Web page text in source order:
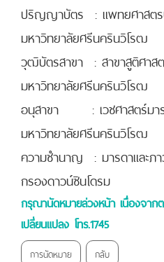
ปริญญาบัตร : แพทยศาสต
มหาวิทยาลัยศรีนครินวิโรฒ
วุฒิบัตรสาขา : สาขาสูติศาสต
มหาวิทยาลัยศรีนครินวิโรฒ
อนุสาขา : เวชศาสตร์มาร
มหาวิทยาลัยศรีนครินวิโรฒ
ความชำนาญ : มารดาและภ
กรองดาวน์ซินโดรม
กรุณานัดหมายล่วงหน้า เนื่องจาก
เปลี่ยนแปลง โทร.1745
การนัดหมาย กลับ